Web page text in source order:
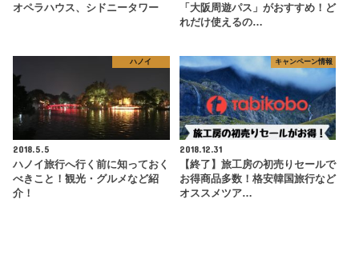
オペラハウス、シドニータワー
「大阪周遊パス」がおすすめ！ど
れだけ使えるの…
ハノイ
2018.5.5
ハノイ旅行へ行く前に知っておく
べきこと！観光・グルメなど紹
介！
キャンペーン情報
2018.12.31
【終了】旅工房の初売りセールで
お得商品多数！格安韓国旅行など
オススメツア…